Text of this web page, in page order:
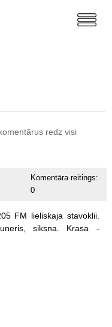
redz visi
Komentāra reitings:
0
FM lieliskaja stavoklii.
siksna. Krasa
-